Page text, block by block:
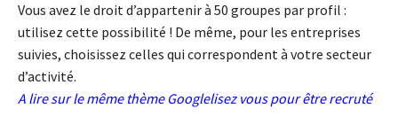
Vous avez le droit d’appartenir à 50 groupes par profil :
utilisez cette possibilité ! De même, pour les entreprises
suivies, choisissez celles qui correspondent à votre secteur
d’activité.
A lire sur le même thème Googlelisez vous pour être recruté